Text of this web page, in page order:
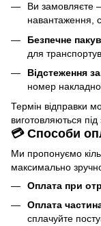
Ви замовляєте
навантаження,
Безпечне
для
Відстеження
номер
Термін відправки
виготовляються
💳 Способи
Ми пропонуємо
максимально
Оплата при
Оплата
сплачуйте